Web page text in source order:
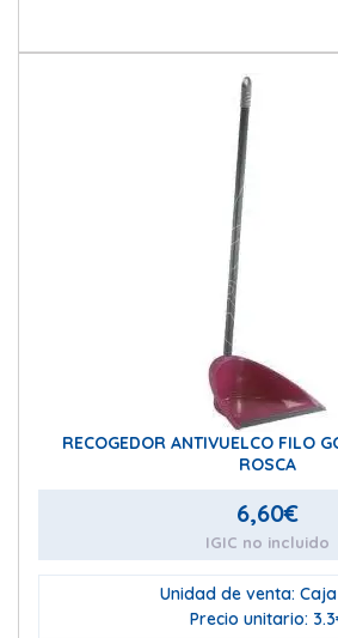
RECOGEDOR ANTIVUELCO FILO
ROSCA
6,60€
IGIC no incluido
Unidad de venta:
Precio unitario: